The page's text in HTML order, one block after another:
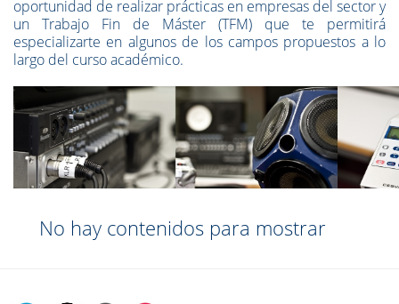
oportunidad de realizar prácticas en empresas del sector y
un Trabajo Fin de Máster (TFM) que te permitirá
especializarte en algunos de los campos propuestos a lo
largo del curso académico.
No hay contenidos para mostrar